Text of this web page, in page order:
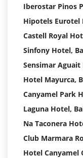
Iberostar Pinos
Hipotels Eurotel
Castell Royal
Sinfony Hotel,
Sensimar Aguait
Hotel Mayurca,
Canyamel Park
Laguna Hotel,
Na Taconera
Club Marmara
Hotel Canyamel